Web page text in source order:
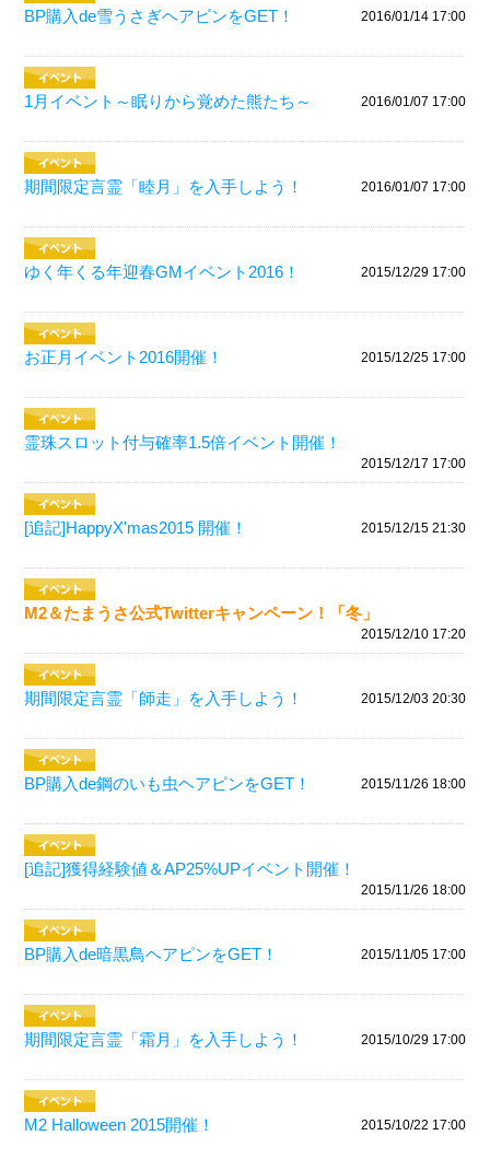
BP購入de雪うさぎヘアピンをGET！ 2016/01/14 17:00
1月イベント～眠りから覚めた熊たち～ 2016/01/07 17:00
期間限定言霊「睦月」を入手しよう！ 2016/01/07 17:00
ゆく年くる年迎春GMイベント2016！ 2015/12/29 17:00
お正月イベント2016開催！ 2015/12/25 17:00
霊珠スロット付与確率1.5倍イベント開催！
2015/12/17 17:00
[追記]HappyX'mas2015 開催！ 2015/12/15 21:30
M2＆たまうさ公式Twitterキャンペーン！「冬」
2015/12/10 17:20
期間限定言霊「師走」を入手しよう！ 2015/12/03 20:30
BP購入de鋼のいも虫ヘアピンをGET！ 2015/11/26 18:00
[追記]獲得経験値＆AP25%UPイベント開催！
2015/11/26 18:00
BP購入de暗黒鳥ヘアピンをGET！ 2015/11/05 17:00
期間限定言霊「霜月」を入手しよう！ 2015/10/29 17:00
M2 Halloween 2015開催！ 2015/10/22 17:00